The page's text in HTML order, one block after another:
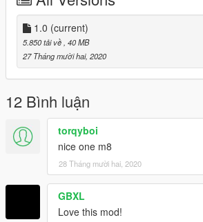
GOM - Massive Help, Add-On,
The Nation and Vanillaworks - Giving
GogoDG - Liveries
Testarossa - Liveries
1.0 (current)
5.850 tải về , 40 MB
27 Tháng mười hai, 2020
12 Bình luận
torqyboi
nice one m8
28 Tháng mười hai, 2020
GBXL
Love this mod!